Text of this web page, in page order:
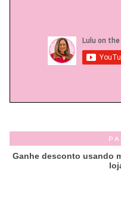
Ganhe desconto usando